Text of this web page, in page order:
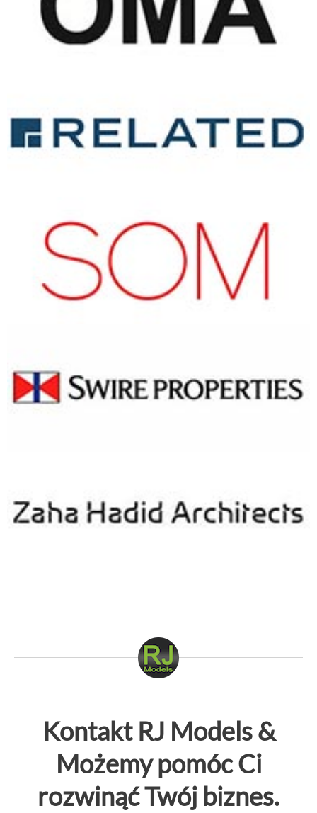
Kontakt RJ Models&
Możemy pomóc Ci
rozwinąć Twój biznes.